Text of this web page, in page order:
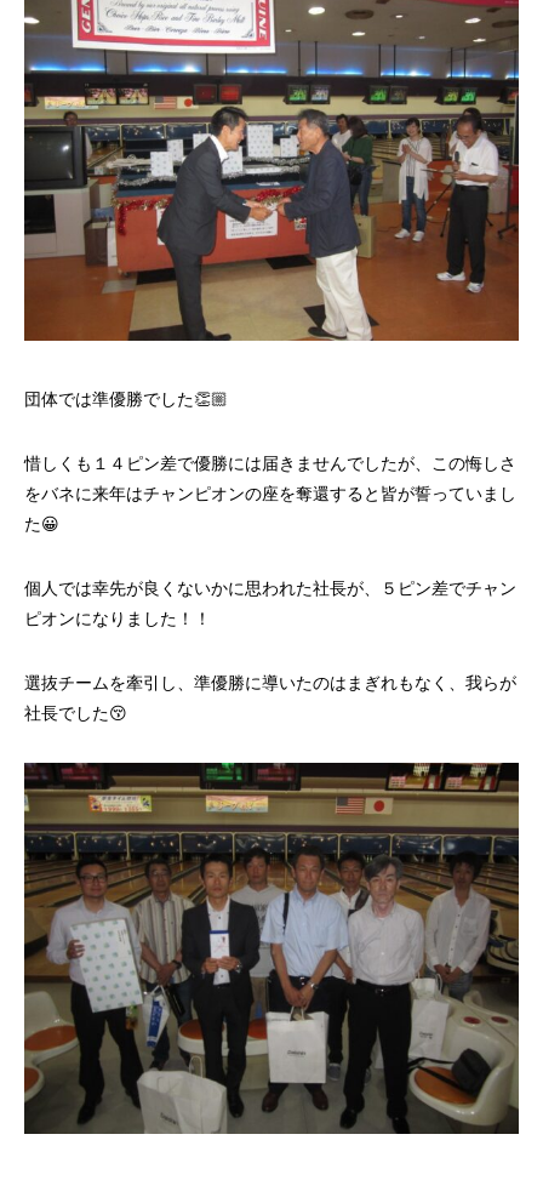
団体では準優勝でした👏🏼
惜しくも１４ピン差で優勝には届きませんでしたが、この悔しさ
をバネに来年はチャンピオンの座を奪還すると皆が誓っていまし
た😀
個人では幸先が良くないかに思われた社長が、５ピン差でチャン
ピオンになりました！！
選抜チームを牽引し、準優勝に導いたのはまぎれもなく、我らが
社長でした😚